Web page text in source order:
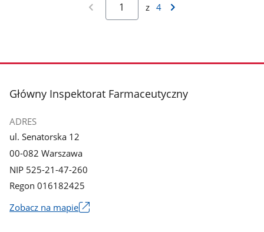
z 4
stopka
Główny Inspektorat Farmaceutyczny
ADRES
ul. Senatorska 12
00-082 Warszawa
NIP 525-21-47-260
Regon 016182425
Zobacz na mapie